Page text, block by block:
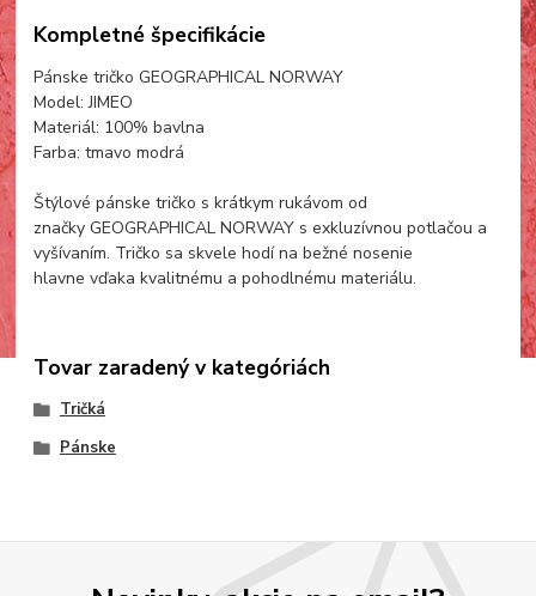
Kompletné špecifikácie
Pánske tričko GEOGRAPHICAL NORWAY
Model: JIMEO
Materiál: 100% bavlna
Farba: tmavo modrá
Štýlové pánske tričko s krátkym rukávom od
značky GEOGRAPHICAL NORWAY s exkluzívnou potlačou a
vyšívaním. Tričko sa skvele hodí na bežné nosenie
hlavne vďaka kvalitnému a pohodlnému materiálu.
Tovar zaradený v kategóriách
Tričká
Pánske